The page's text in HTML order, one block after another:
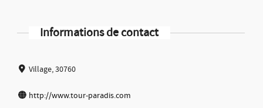
Informations de contact
Village, 30760
http://www.tour-paradis.com